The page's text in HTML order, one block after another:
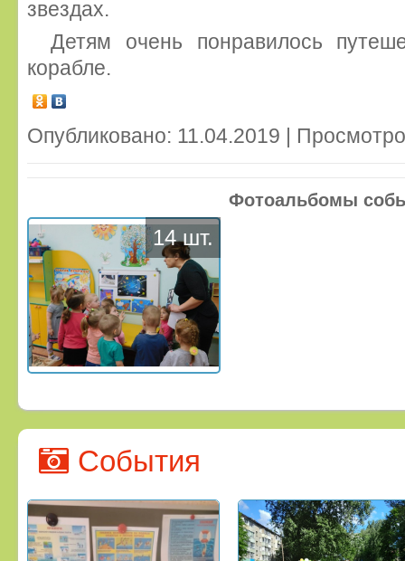
звездах.
Детям очень понравилось
корабле.
Опубликовано: 11.04.2019 |
Фотоальбомы
14 шт.
События